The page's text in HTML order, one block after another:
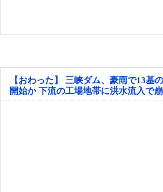
【おわった】 三峡ダム、豪雨で13基
開始か 下流の工場地帯に洪水流入で